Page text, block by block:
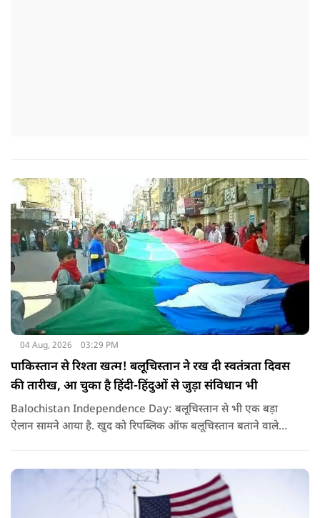
04 Aug, 2026 03:29 PM
पाकिस्तान से रिश्ता खत्म! बलूचिस्तान ने रख दी स्वतंत्रता दिवस
की तारीख, आ चुका है हिंदी-हिंदुओं से जुड़ा संविधान भी
Balochistan Independence Day: बलूचिस्तान से भी एक बड़ा
ऐलान सामने आया है. खुद को रिपब्लिक ऑफ बलूचिस्तान बताने वाले